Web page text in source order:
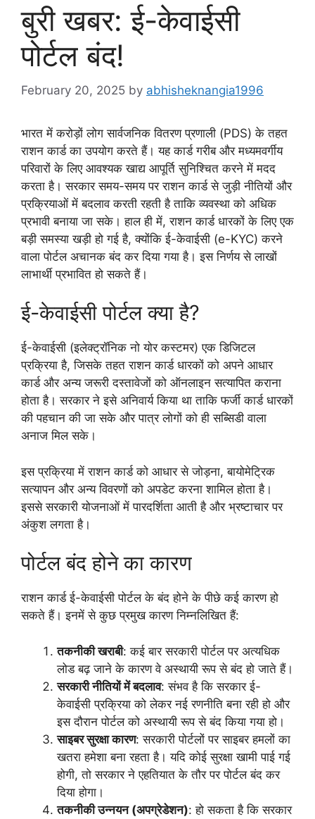
बुरी खबर: ई-केवाईसी
पोर्टल बंद!
February 20, 2025 by abhisheknangia1996
भारत में करोड़ों लोग सार्वजनिक वितरण प्रणाली (PDS) के तहत
राशन कार्ड का उपयोग करते हैं। यह कार्ड गरीब और मध्यमवर्गीय
परिवारों के लिए आवश्यक खाद्य आपूर्ति सुनिश्चित करने में मदद
करता है। सरकार समय-समय पर राशन कार्ड से जुड़ी नीतियों और
प्रक्रियाओं में बदलाव करती रहती है ताकि व्यवस्था को अधिक
प्रभावी बनाया जा सके। हाल ही में, राशन कार्ड धारकों के लिए एक
बड़ी समस्या खड़ी हो गई है, क्योंकि ई-केवाईसी (e-KYC) करने
वाला पोर्टल अचानक बंद कर दिया गया है। इस निर्णय से लाखों
लाभार्थी प्रभावित हो सकते हैं।
ई-केवाईसी पोर्टल क्या है?
ई-केवाईसी (इलेक्ट्रॉनिक नो योर कस्टमर) एक डिजिटल
प्रक्रिया है, जिसके तहत राशन कार्ड धारकों को अपने आधार
कार्ड और अन्य जरूरी दस्तावेजों को ऑनलाइन सत्यापित कराना
होता है। सरकार ने इसे अनिवार्य किया था ताकि फर्जी कार्ड धारकों
की पहचान की जा सके और पात्र लोगों को ही सब्सिडी वाला
अनाज मिल सके।
इस प्रक्रिया में राशन कार्ड को आधार से जोड़ना, बायोमेट्रिक
सत्यापन और अन्य विवरणों को अपडेट करना शामिल होता है।
इससे सरकारी योजनाओं में पारदर्शिता आती है और भ्रष्टाचार पर
अंकुश लगता है।
पोर्टल बंद होने का कारण
राशन कार्ड ई-केवाईसी पोर्टल के बंद होने के पीछे कई कारण हो
सकते हैं। इनमें से कुछ प्रमुख कारण निम्नलिखित हैं:
तकनीकी खराबी: कई बार सरकारी पोर्टल पर अत्यधिक
लोड बढ़ जाने के कारण वे अस्थायी रूप से बंद हो जाते हैं।
सरकारी नीतियों में बदलाव: संभव है कि सरकार ई-
केवाईसी प्रक्रिया को लेकर नई रणनीति बना रही हो और
इस दौरान पोर्टल को अस्थायी रूप से बंद किया गया हो।
साइबर सुरक्षा कारण: सरकारी पोर्टलों पर साइबर हमलों का
खतरा हमेशा बना रहता है। यदि कोई सुरक्षा खामी पाई गई
होगी, तो सरकार ने एहतियात के तौर पर पोर्टल बंद कर
दिया होगा।
तकनीकी उन्नयन (अपग्रेडेशन): हो सकता है कि सरकार